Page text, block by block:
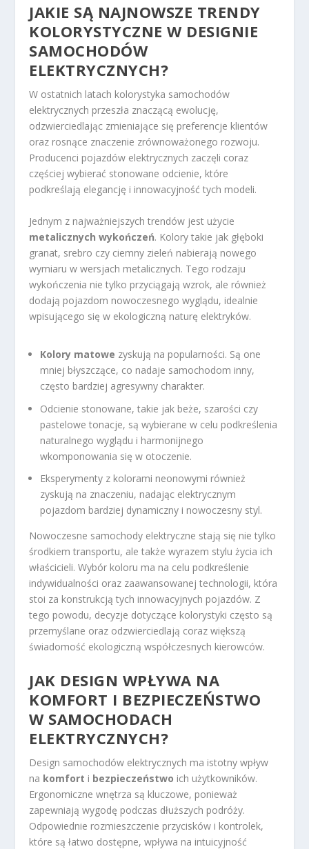
JAKIE SĄ NAJNOWSZE TRENDY
KOLORYSTYCZNE W DESIGNIE
SAMOCHODÓW
ELEKTRYCZNYCH?
W ostatnich latach kolorystyka samochodów
elektrycznych przeszła znaczącą ewolucję,
odzwierciedlając zmieniające się preferencje klientów
oraz rosnące znaczenie zrównoważonego rozwoju.
Producenci pojazdów elektrycznych zaczęli coraz
częściej wybierać stonowane odcienie, które
podkreślają elegancję i innowacyjność tych modeli.
Jednym z najważniejszych trendów jest użycie
metalicznych wykończeń. Kolory takie jak głęboki
granat, srebro czy ciemny zieleń nabierają nowego
wymiaru w wersjach metalicznych. Tego rodzaju
wykończenia nie tylko przyciągają wzrok, ale również
dodają pojazdom nowoczesnego wyglądu, idealnie
wpisującego się w ekologiczną naturę elektryków.
Kolory matowe zyskują na popularności. Są one
mniej błyszczące, co nadaje samochodom inny,
często bardziej agresywny charakter.
Odcienie stonowane, takie jak beże, szarości czy
pastelowe tonacje, są wybierane w celu podkreślenia
naturalnego wyglądu i harmonijnego
wkomponowania się w otoczenie.
Eksperymenty z kolorami neonowymi również
zyskują na znaczeniu, nadając elektrycznym
pojazdom bardziej dynamiczny i nowoczesny styl.
Nowoczesne samochody elektryczne stają się nie tylko
środkiem transportu, ale także wyrazem stylu życia ich
właścicieli. Wybór koloru ma na celu podkreślenie
indywidualności oraz zaawansowanej technologii, która
stoi za konstrukcją tych innowacyjnych pojazdów. Z
tego powodu, decyzje dotyczące kolorystyki często są
przemyślane oraz odzwierciedlają coraz większą
świadomość ekologiczną współczesnych kierowców.
JAK DESIGN WPŁYWA NA
KOMFORT I BEZPIECZEŃSTWO
W SAMOCHODACH
ELEKTRYCZNYCH?
Design samochodów elektrycznych ma istotny wpływ
na komfort i bezpieczeństwo ich użytkowników.
Ergonomiczne wnętrza są kluczowe, ponieważ
zapewniają wygodę podczas dłuższych podróży.
Odpowiednie rozmieszczenie przycisków i kontrolek,
które są łatwo dostępne, wpływa na intuicyjność